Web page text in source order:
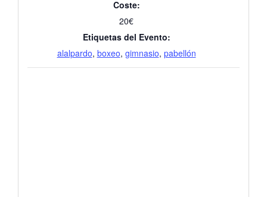
Coste:
20€
Etiquetas del Evento:
alalpardo, boxeo, gimnasio, pabellón